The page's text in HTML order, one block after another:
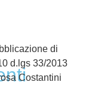
di
d.lgs 33/2013
Costantini